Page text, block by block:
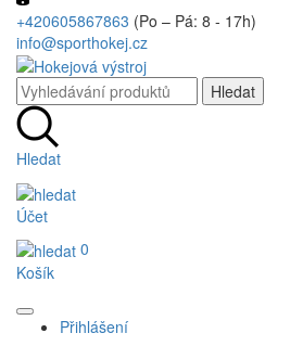
+420605867863 (Po – Pá: 8 - 17h)
info@sporthokej.cz
Hledat
Účet
0
Košík
Přihlášení